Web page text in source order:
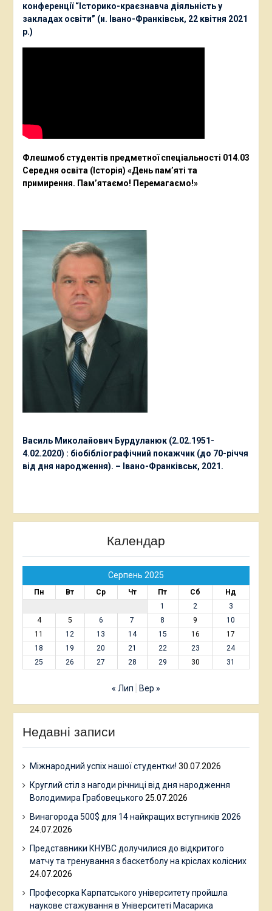
конференції “Історико-краєзнавча діяльність у
закладах освіти” (и. Івано-Франківськ, 22 квітня 2021
р.)
Флешмоб студентів предметної спеціальності 014.03
Середня освіта (Історія) «День пам’яті та
примирення. Пам’ятаємо! Перемагаємо!»
Василь Миколайович Бурдуланюк (2.02.1951-
4.02.2020) : біобібліографічний покажчик (до 70-річчя
від дня народження). – Івано-Франківськ, 2021.
Календар
Серпень 2025
Пн Вт Ср Чт Пт Сб
Нд
1
2
3
4
5 6 7 8 9
10
11
12 13 14 15 16
17
18
19 20 21 22 23
24
25
26 27 28 29 30 31
« Лип Вер »
Недавні записи
Міжнародний успіх нашої студентки! 30.07.2026
Круглий стіл з нагоди річниці від дня народження
Володимира Грабовецького 25.07.2026
Винагорода 500$ для 14 найкращих вступників 2026
24.07.2026
Представники КНУВС долучилися до відкритого
матчу та тренування з баскетболу на кріслах колісних
24.07.2026
Професорка Карпатського університету пройшла
наукове стажування в Університеті Масарика